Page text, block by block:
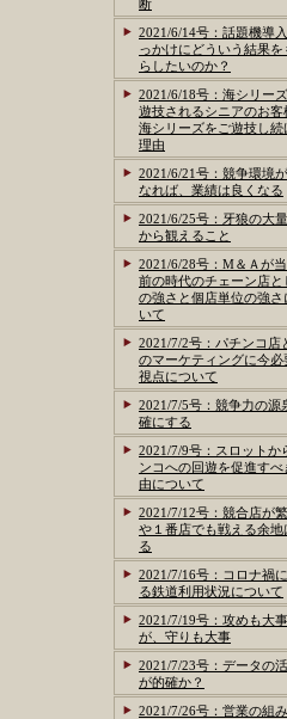
断
2021/6/14号：話題機導
っかけにどういう結果を
らしたいのか？
2021/6/18号：海シリー
遊技されるシニアのお客
海シリーズをご遊技し続
理由
2021/6/21号：競争環境が
なれば、業績は良くなる
2021/6/25号：牙狼の大
から観えること
2021/6/28号：M＆Ａが
前の時代のチェーン店と
の強さと個店単位の強さ
いて
2021/7/2号：パチンコ店
のマーケティングに今必
視点について
2021/7/5号：競争力の源
確にする
2021/7/9号：スロットか
ンコへの回遊を促進すべ
由について
2021/7/12号：競合店が
や１番店でも戦える余地
る
2021/7/16号：コロナ禍
る鉄道利用状況について
2021/7/19号：攻めも大
が、守りも大事
2021/7/23号：データの
が的確か？
2021/7/26号：営業の組